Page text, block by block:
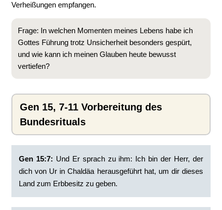
Verheißungen empfangen.
Frage: In welchen Momenten meines Lebens habe ich
Gottes Führung trotz Unsicherheit besonders gespürt,
und wie kann ich meinen Glauben heute bewusst
vertiefen?
Gen 15, 7-11 Vorbereitung des
Bundesrituals
Gen 15:7: ‭Und Er sprach zu ihm: Ich bin der Herr, der
dich von Ur in Chaldäa herausgeführt hat, um dir dieses
Land zum Erbbesitz zu geben.